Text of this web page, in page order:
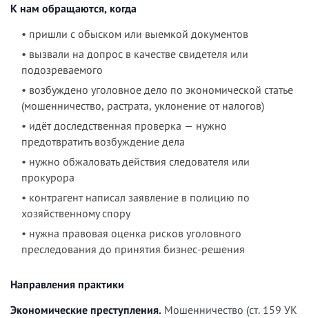
К нам обращаются, когда
• пришли с обыском или выемкой документов
• вызвали на допрос в качестве свидетеля или
подозреваемого
• возбуждено уголовное дело по экономической статье
(мошенничество, растрата, уклонение от налогов)
• идёт доследственная проверка — нужно
предотвратить возбуждение дела
• нужно обжаловать действия следователя или
прокурора
• контрагент написал заявление в полицию по
хозяйственному спору
• нужна правовая оценка рисков уголовного
преследования до принятия бизнес-решения
Направления практики
Экономические преступления. Мошенничество (ст. 159 УК